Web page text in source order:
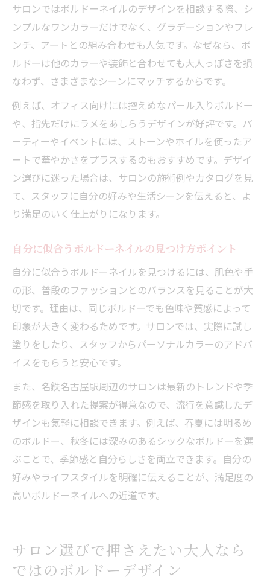
サロンではボルドーネイルのデザインを相談する際、シ
ンプルなワンカラーだけでなく、グラデーションやフレ
ンチ、アートとの組み合わせも人気です。なぜなら、ボ
ルドーは他のカラーや装飾と合わせても大人っぽさを損
なわず、さまざまなシーンにマッチするからです。
例えば、オフィス向けには控えめなパール入りボルドー
や、指先だけにラメをあしらうデザインが好評です。パ
ーティーやイベントには、ストーンやホイルを使ったア
ートで華やかさをプラスするのもおすすめです。デザイ
ン選びに迷った場合は、サロンの施術例やカタログを見
て、スタッフに自分の好みや生活シーンを伝えると、よ
り満足のいく仕上がりになります。
自分に似合うボルドーネイルの見つけ方ポイント
自分に似合うボルドーネイルを見つけるには、肌色や手
の形、普段のファッションとのバランスを見ることが大
切です。理由は、同じボルドーでも色味や質感によって
印象が大きく変わるためです。サロンでは、実際に試し
塗りをしたり、スタッフからパーソナルカラーのアドバ
イスをもらうと安心です。
また、名鉄名古屋駅周辺のサロンは最新のトレンドや季
節感を取り入れた提案が得意なので、流行を意識したデ
ザインも気軽に相談できます。例えば、春夏には明るめ
のボルドー、秋冬には深みのあるシックなボルドーを選
ぶことで、季節感と自分らしさを両立できます。自分の
好みやライフスタイルを明確に伝えることが、満足度の
高いボルドーネイルへの近道です。
サロン選びで押さえたい大人なら
ではのボルドーデザイン